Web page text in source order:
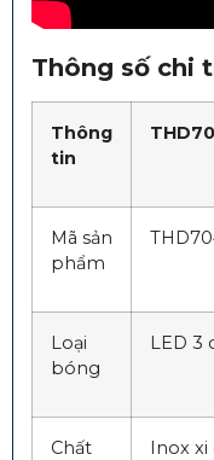
Thông số chi
Thông
tin
Mã sản
phẩm
Loại
bóng
LED 3
Chất
Inox xi